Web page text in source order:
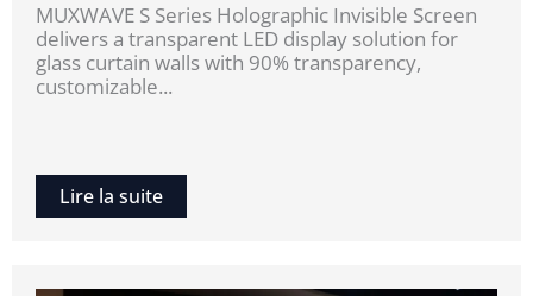
MUXWAVE S Series Holographic Invisible Screen
delivers a transparent LED display solution for
glass curtain walls with 90% transparency,
customizable...
Lire la suite